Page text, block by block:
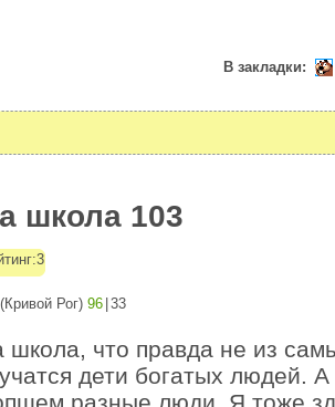
В закладки:
школа 103
(Кривой Рог) 96 33
школа, что правда не из
дети богатых людей. А